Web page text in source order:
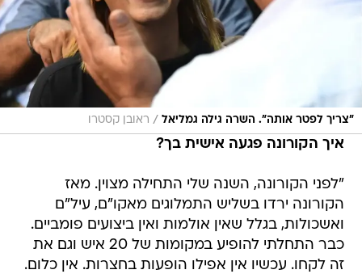
"צריך לפטר אותה". השרה גילה גמליאל / ראובן קסטרו
איך הקורונה פגעה אישית בך?
"לפני הקורונה, השנה שלי התחילה מצוין. מאז
הקורונה ירדו בשליש התמלוגים מאקו"ם, עיל"ם
ואשכולות, בגלל שאין אולמות ואין ביצועים פומביים.
כבר התחלתי להופיע במקומות של 20 איש וגם את
זה לקחו. עכשיו אין אפילו הופעות בחצרות. אין כלום.